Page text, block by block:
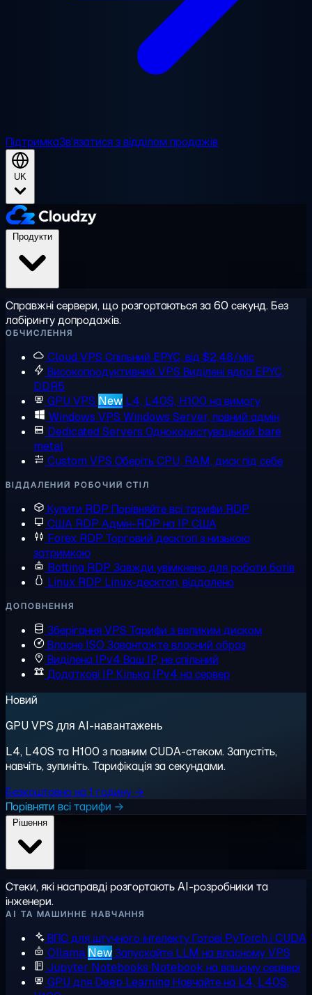
ПідтримкаЗв'язатися з відділом продажів
UK
Справжні сервери, що розгортаються за 60 секунд. Без
лабіринту допродажів.
ОБЧИСЛЕННЯ
Cloud VPS Спільний EPYC, від $2,48/міс
Високопродуктивний VPS Виділені ядра EPYC,
DDR5
GPU VPS New L4, L40S, H100 на вимогу
Windows VPS Windows Server, повний адмін
Dedicated Servers Однокористувацький bare
metal
Custom VPS Оберіть CPU, RAM, диск під себе
ВІДДАЛЕНИЙ РОБОЧИЙ СТІЛ
Купити RDP Порівняйте всі тарифи RDP
США RDP Адмін-RDP на IP США
Forex RDP Торговий десктоп з низькою
затримкою
Botting RDP Завжди увімкнено для роботи ботів
Linux RDP Linux-десктоп, віддалено
ДОПОВНЕННЯ
Зберігання VPS Тарифи з великим диском
Власне ISO Завантажте власний образ
Виділена IPv4 Ваш IP, не спільний
Додаткові IP Кілька IPv4 на сервер
Новий
GPU VPS для AI-навантажень
L4, L40S та H100 з повним CUDA-стеком. Запустіть,
навчіть, зупиніть. Тарифікація за секундами.
Безкоштовно на 1 годину →
Порівняти всі тарифи →
Стеки, які насправді розгортають AI-розробники та
інженери.
AI ТА МАШИННЕ НАВЧАННЯ
ВПС для штучного інтелектуГотові PyTorch і CUDA
Ollama NewЗапускайте LLM на власному VPS
Jupyter Notebooks Notebook на вашому сервері
GPU для Deep Learning Навчайте на L4, L40S,